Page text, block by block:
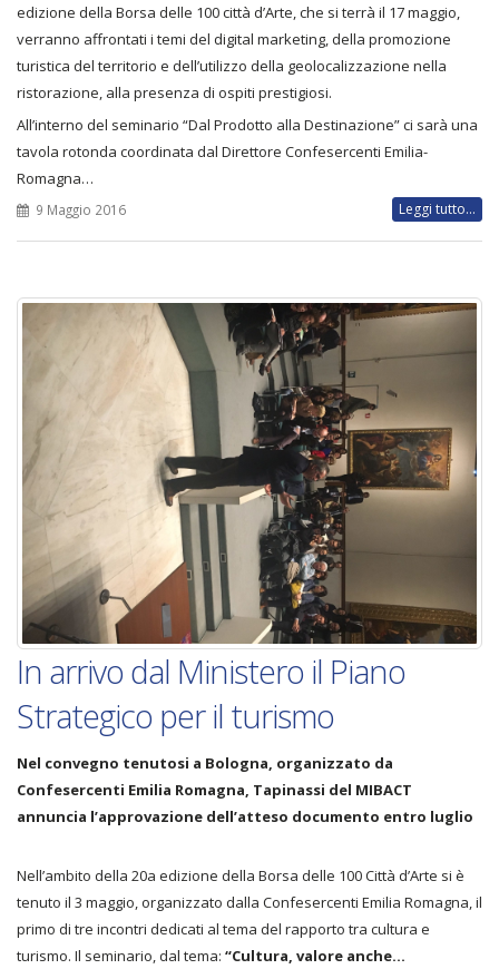
edizione della Borsa delle 100 città d’Arte, che si terrà il 17 maggio,
verranno affrontati i temi del digital marketing, della promozione
turistica del territorio e dell’utilizzo della geolocalizzazione nella
ristorazione, alla presenza di ospiti prestigiosi.
All’interno del seminario “Dal Prodotto alla Destinazione” ci sarà una
tavola rotonda coordinata dal Direttore Confesercenti Emilia-
Romagna…
9 Maggio 2016 Leggi tutto...
In arrivo dal Ministero il Piano
Strategico per il turismo
Nel convegno tenutosi a Bologna, organizzato da
Confesercenti Emilia Romagna, Tapinassi del MIBACT
annuncia l’approvazione dell’atteso documento entro luglio
Nell’ambito della 20a edizione della Borsa delle 100 Città d’Arte si è
tenuto il 3 maggio, organizzato dalla Confesercenti Emilia Romagna, il
primo di tre incontri dedicati al tema del rapporto tra cultura e
turismo. Il seminario, dal tema: “Cultura, valore anche…